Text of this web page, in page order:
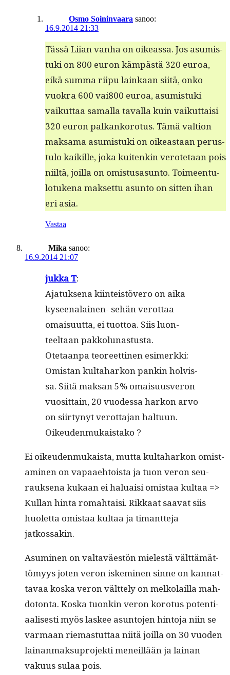
Osmo Soininvaara sanoo:
16.9.2014 21:33
Tässä Liian van­ha on oike­as­sa. Jos asum­is­
tu­ki on 800 euron käm­pästä 320 euroa,
eikä sum­ma riipu lainkaan siitä, onko
vuokra 600 vai800 euroa, asum­is­tu­ki
vaikut­taa samal­la taval­la kuin vaikut­taisi
320 euron palkanko­ro­tus. Tämä val­tion
mak­sama asum­is­tu­ki on oikeas­t­aan perus­
tu­lo kaikille, joka kuitenkin verote­taan pois
niiltä, joil­la on omis­tusasun­to. Toimeen­tu­
lo­tuke­na mak­set­tu asun­to on sit­ten ihan
eri asia.
Vastaa
Mika sanoo:
16.9.2014 21:07
juk­ka T:
Ajatuk­se­na kiin­teistövero on aika
kyseenalainen- sehän verot­taa
omaisu­ut­ta, ei tuot­toa. Siis luon­
teeltaan pakkolunastusta.
Ote­taan­pa teo­reet­ti­nen esimerk­ki:
Omis­tan kul­ta­harkon pankin holvis­
sa. Siitä mak­san 5% omaisu­usveron
vuosit­tain, 20 vuodessa harkon arvo
on siir­tynyt verot­ta­jan hal­tu­un.
Oikeudenmukaistako ?
Ei oikeu­den­mukaista, mut­ta kul­ta­harkon omis­t­
a­mi­nen on vapaae­htoista ja tuon veron seu­
rauk­se­na kukaan ei halu­aisi omis­taa kul­taa =>
Kul­lan hin­ta rom­ah­taisi. Rikkaat saa­vat siis
huo­let­ta omis­taa kul­taa ja timant­te­ja
jatkossakin.
Asum­i­nen on val­taväestön mielestä vält­tämät­
tömyys joten veron iskem­i­nen sinne on kan­nat­
tavaa kos­ka veron vält­te­ly on melko­lail­la mah­
do­ton­ta. Kos­ka tuonkin veron koro­tus poten­ti­
aalis­es­ti myös las­kee asun­to­jen hin­to­ja niin se
var­maan riemas­tut­taa niitä joil­la on 30 vuo­den
lainan­mak­supro­jek­ti meneil­lään ja lainan
vaku­us sulaa pois.